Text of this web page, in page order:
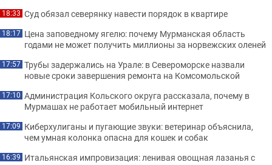
18:33 Суд обязал северянку навести порядок в квартире
18:17 Цена заповедному ягелю: почему Мурманская область
годами не может получить миллионы за норвежских оленей
17:57 Трубы задержались на Урале: в Североморске назвали
новые сроки завершения ремонта на Комсомольской
17:10 Администрация Кольского округа рассказала, почему в
Мурмашах не работает мобильный интернет
17:09 Киберхулиганы и пугающие звуки: ветеринар объяснила,
чем умная колонка опасна для кошек и собак
16:39 Итальянская импровизация: ленивая овощная лазанья с